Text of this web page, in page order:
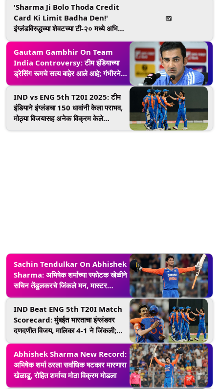
पहिला खेळाडू
'Sharma Ji Bolo Thoda Credit
Card Ki Limit Badha Den!'
इंग्लंडविरुद्धच्या शेवटच्या टी-२० मध्ये अभिषेक
मजेदार कमेंट व्हायरल, पहा पोस्ट
Gautam Gambhir On Team
India Controversy: टीम इंडियाच्या
ड्रेसिंग रूमचे सत्य बाहेर आले आहे; गंभीरने
स्वतःच केले गुपित उघड
IND vs ENG 5th T20I 2025: टीम
इंडियाने इंग्लंडचा 150 धावांनी केला पराभव,
मोठ्या विजयासह अनेक विक्रम केले
Sachin Tendulkar On Abhishek
Sharma: अभिषेक शर्माच्या स्फोटक खेळीने
सचिन तेंडुलकरचे जिंकले मन, मास्टर
ब्लास्टरने खास व्हिडिओ केला शेअर
IND Beat ENG 5th T20I Match
Scorecard: मुंबईत भारताचा इंग्लंडवर
दणदणीत विजय, मालिका 4-1 ने जिंकली;
Abhishek Sharma New Record:
अभिषेक शर्मा ठरला सर्वाधिक षटकार मारणारा
खेळाडू, रोहित शर्माचा मोठा विक्रम मोडला